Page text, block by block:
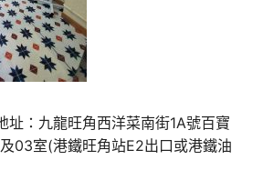
址：九龍旺角西洋菜南街1A號百寶
03室(港鐵旺角站E2出口或港鐵油